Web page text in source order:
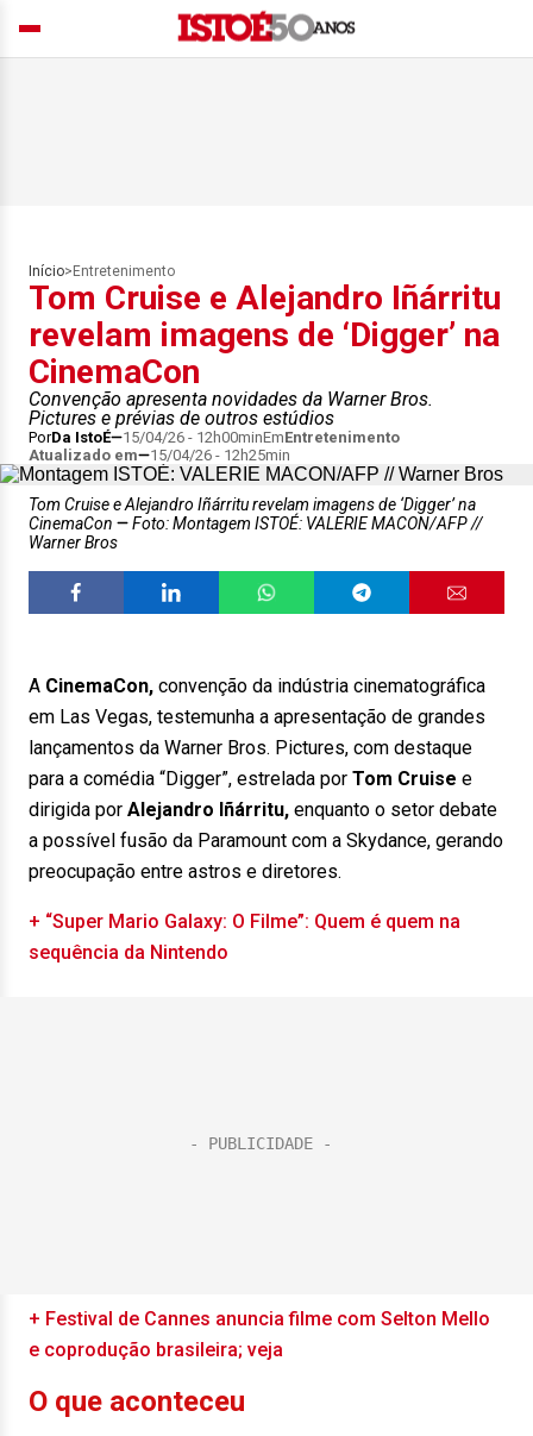
Início> Entretenimento
Tom Cruise e Alejandro Iñárritu
revelam imagens de ‘Digger’ na
CinemaCon
Convenção apresenta novidades da Warner Bros.
Pictures e prévias de outros estúdios
PorDa IstoÉ 15/04/26 - 12h00minEmEntretenimento
Atualizado em
15/04/26 - 12h25min
Tom Cruise e Alejandro Iñárritu revelam imagens de ‘Digger’ na
CinemaCon
Foto: Montagem ISTOÉ: VALERIE MACON/AFP //
Warner Bros
A CinemaCon, convenção da indústria cinematográfica
em Las Vegas, testemunha a apresentação de grandes
lançamentos da Warner Bros. Pictures, com destaque
para a comédia “Digger”, estrelada por Tom Cruise e
dirigida por Alejandro Iñárritu, enquanto o setor debate
a possível fusão da Paramount com a Skydance, gerando
preocupação entre astros e diretores.
+ “Super Mario Galaxy: O Filme”: Quem é quem na
sequência da Nintendo
+ Festival de Cannes anuncia filme com Selton Mello
e coprodução brasileira; veja
O que aconteceu